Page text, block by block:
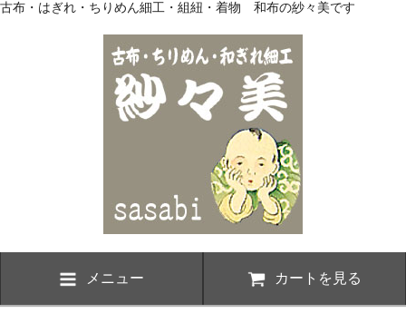
古布・はぎれ・ちりめん細工・組紐・着物 和布の紗々美です
メニュー カートを見る